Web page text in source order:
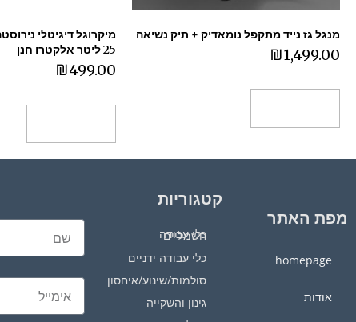
מנגל גז נייד מתקפל נומאדיק + תיק נשיאה
₪1,499.00
מיקרוגל דיגיטלי
25 ליטר אלקטרו חנן
₪499.00
מפת האתר
homepage
אודות
קטגוריות
כלי עבודה חשמליים
כלי עבודה ידניים
סולמות/שינוע/איחסון
גינון והשקייה